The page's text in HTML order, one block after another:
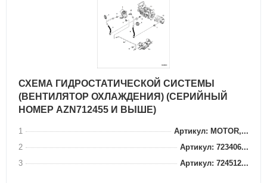
СХЕМА ГИДРОСТАТИЧЕСКОЙ СИСТЕМЫ
(ВЕНТИЛЯТОР ОХЛАЖДЕНИЯ) (СЕРИЙНЫЙ
НОМЕР AZN712455 И ВЫШЕ)
1
Артикул: MOTOR,...
2
Артикул: 723406...
3
Артикул: 724512...